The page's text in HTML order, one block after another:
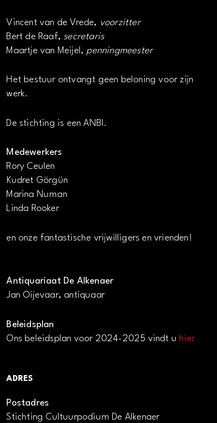
Vincent van de Vrede, voorzitter
Bert de Raaf, secretaris
Maartje van Meijel, penningmeester
Het bestuur ontvangt geen beloning voor zijn
werk.
De stichting is een ANBI.
Medewerkers
Rory Ceulen
Kudret Görgün
Marina Numan
Linda Rooker
en onze fantastische vrijwilligers en vrienden!
Antiquariaat De Alkenaer
Jan Oijevaar, antiquaar
Beleidsplan
Ons beleidsplan voor 2024-2025 vindt u hier
ADRES
Postadres
Stichting Cultuurpodium De Alkenaer